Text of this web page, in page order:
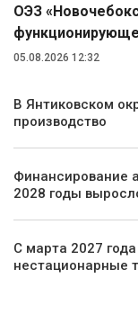
ОЭЗ
05.08.2026 12:32
В Янтиковском
производство
Финансирование
2028 годы
С марта 2027
нестационарные